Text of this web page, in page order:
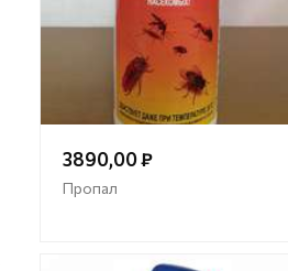
3890,00 ₽
Пропал